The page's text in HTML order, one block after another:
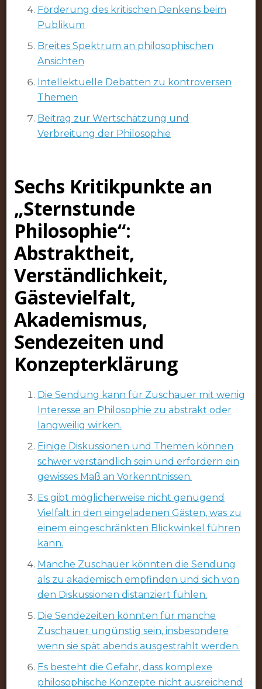
Förderung des kritischen Denkens beim
Publikum
Breites Spektrum an philosophischen
Ansichten
Intellektuelle Debatten zu kontroversen
Themen
Beitrag zur Wertschätzung und
Verbreitung der Philosophie
Sechs Kritikpunkte an
„Sternstunde
Philosophie“:
Abstraktheit,
Verständlichkeit,
Gästevielfalt,
Akademismus,
Sendezeiten und
Konzepterklärung
Die Sendung kann für Zuschauer mit wenig
Interesse an Philosophie zu abstrakt oder
langweilig wirken.
Einige Diskussionen und Themen können
schwer verständlich sein und erfordern ein
gewisses Maß an Vorkenntnissen.
Es gibt möglicherweise nicht genügend
Vielfalt in den eingeladenen Gästen, was zu
einem eingeschränkten Blickwinkel führen
kann.
Manche Zuschauer könnten die Sendung
als zu akademisch empfinden und sich von
den Diskussionen distanziert fühlen.
Die Sendezeiten könnten für manche
Zuschauer ungünstig sein, insbesondere
wenn sie spät abends ausgestrahlt werden.
Es besteht die Gefahr, dass komplexe
philosophische Konzepte nicht ausreichend